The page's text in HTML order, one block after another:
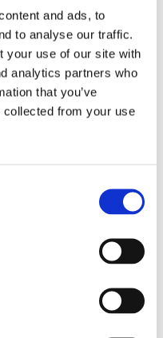
and ads, to
to analyse our traffic.
your use of our site with
analytics partners who
that you’ve
collected from your use
egen
och